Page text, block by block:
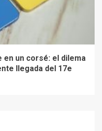
un corsé: el dilema
llegada del 17e